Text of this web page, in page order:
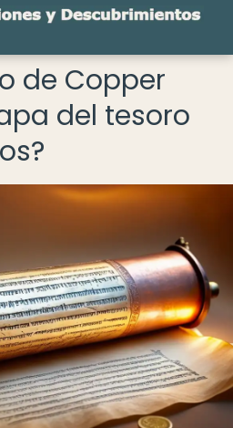
de Copper
del tesoro